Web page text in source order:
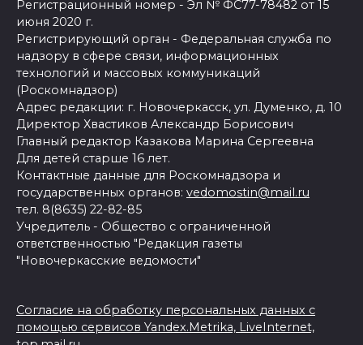
Регистрационный номер - Эл № ФС77-78482 от 15
июня 2020 г.
Регистрирующий орган - Федеральная служба по
надзору в сфере связи, информационных
технологий и массовых коммуникаций
(Роскомнадзор)
Адрес редакции: г. Новочеркасск, ул. Думенко, д. 10
Директор Хвастиков Александр Борисович
Главный редактор Казакова Марина Сергеевна
Для детей старше 16 лет.
Контактные данные для Роскомнадзора и
государственных органов: vedomostin@mail.ru
тел. 8(8635) 22-82-85
Учредитель - Общество с ограниченной
ответственностью "Редакция газеты
"Новочеркасские ведомости"
Согласие на обработку персональных данных с
помощью сервисов Yandex.Metrika, LiveInternet,